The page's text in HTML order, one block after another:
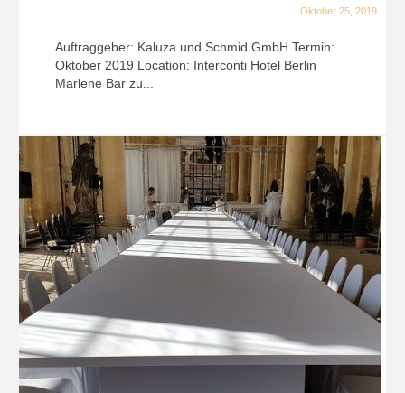
Oktober 25, 2019
Auftraggeber: Kaluza und Schmid GmbH Termin:
Oktober 2019 Location: Interconti Hotel Berlin
Marlene Bar zu...